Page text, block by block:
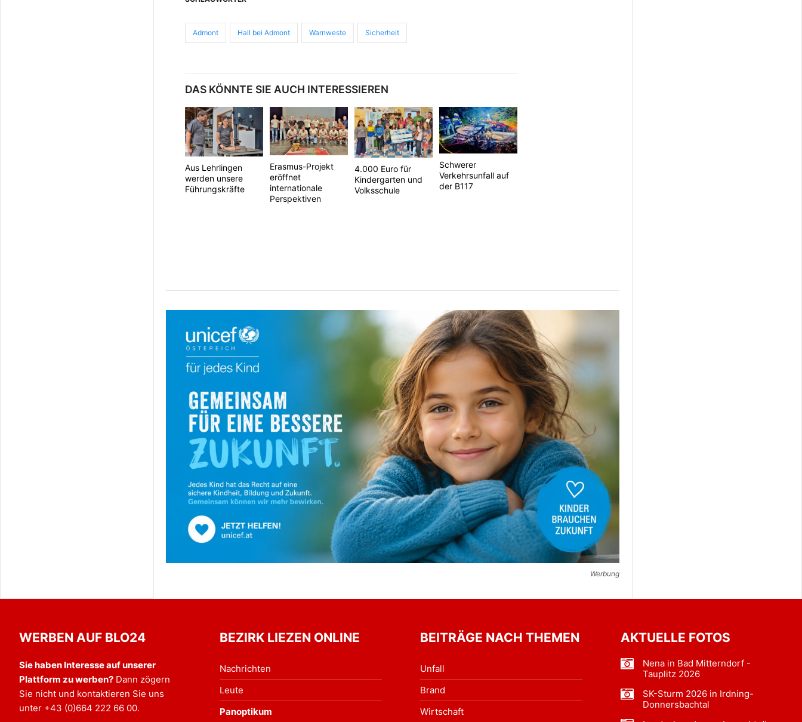
Admont Hall bei Admont Warnweste Sicherheit
DAS KÖNNTE SIE AUCH INTERESSIEREN
Aus Lehrlingen
werden unsere
Führungskräfte
Erasmus-Projekt
eröffnet
internationale
Perspektiven
4.000 Euro für
Kindergarten und
Volksschule
Schwerer
Verkehrsunfall auf
der B117
Werbung
WERBEN AUF BLO24
Sie haben Interesse auf unserer
Plattform zu werben? Dann zögern
Sie nicht und kontaktieren Sie uns
unter +43 (0)664 222 66 00.
BEZIRK LIEZEN ONLINE
Nachrichten
Leute
Panoptikum
BEITRÄGE NACH THEMEN
Unfall
Brand
Wirtschaft
AKTUELLE FOTOS
Nena in Bad Mitterndorf -
Tauplitz 2026
SK-Sturm 2026 in Irdning-
Donnersbachtal